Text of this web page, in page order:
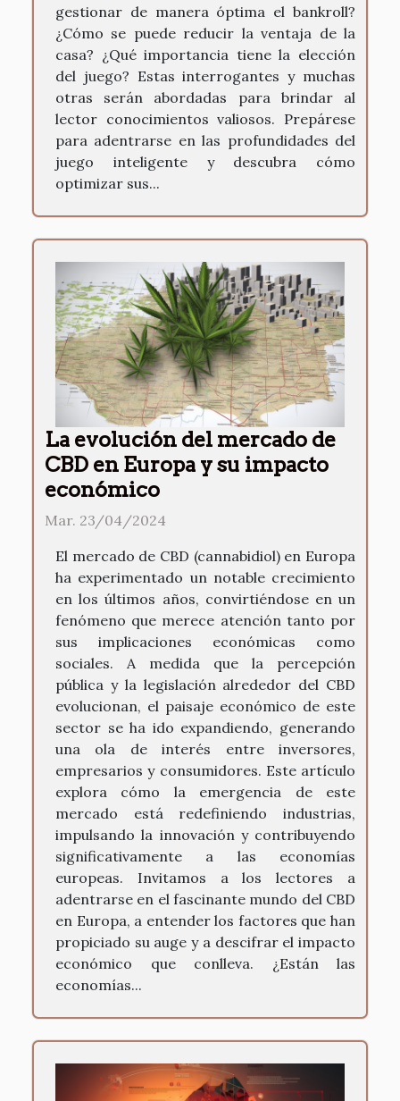
gestionar de manera óptima el bankroll?
¿Cómo se puede reducir la ventaja de la
casa? ¿Qué importancia tiene la elección
del juego? Estas interrogantes y muchas
otras serán abordadas para brindar al
lector conocimientos valiosos. Prepárese
para adentrarse en las profundidades del
juego inteligente y descubra cómo
optimizar sus...
La evolución del mercado de
CBD en Europa y su impacto
económico
Mar. 23/04/2024
El mercado de CBD (cannabidiol) en Europa
ha experimentado un notable crecimiento
en los últimos años, convirtiéndose en un
fenómeno que merece atención tanto por
sus implicaciones económicas como
sociales. A medida que la percepción
pública y la legislación alrededor del CBD
evolucionan, el paisaje económico de este
sector se ha ido expandiendo, generando
una ola de interés entre inversores,
empresarios y consumidores. Este artículo
explora cómo la emergencia de este
mercado está redefiniendo industrias,
impulsando la innovación y contribuyendo
significativamente a las economías
europeas. Invitamos a los lectores a
adentrarse en el fascinante mundo del CBD
en Europa, a entender los factores que han
propiciado su auge y a descifrar el impacto
económico que conlleva. ¿Están las
economías...